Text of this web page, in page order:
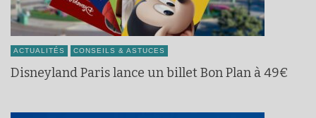
ACTUALITÉS CONSEILS & ASTUCES
Disneyland Paris lance un billet Bon Plan à 49€